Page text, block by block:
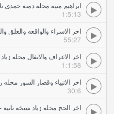
ابراهيم منيه محله دمنه حمدي
1:5:13
55:27
اخر الاعراف والانفال محله
1:1:58
30:6
اخر الحج محله زياد نسخه